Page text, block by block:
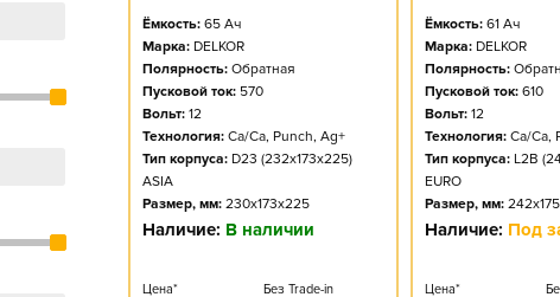
Ёмкость: 65 Ач
Марка: DELKOR
Полярность: Обратная
Пусковой ток: 570
Вольт: 12
Технология: Ca/Ca, Punch, Ag+
Тип корпуса: D23 (232x173x225)
ASIA
Размер, мм: 230x173x225
Наличие: В наличии
Цена* Без Trade-in
Ёмкость: 61 Ач
Марка: DELKOR
Полярность:
Пусковой ток: 610
Вольт: 12
Технология: Ca/Ca,
Тип корпуса: L2B
EURO
Размер, мм:
Наличие: Под
Цена*